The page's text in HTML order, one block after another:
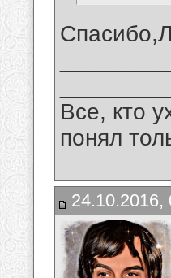
Все, кто
понял
24.10.2016,